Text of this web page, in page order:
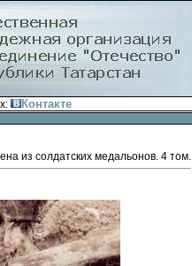
Контакте
из солдатских медальонов. 4 том.